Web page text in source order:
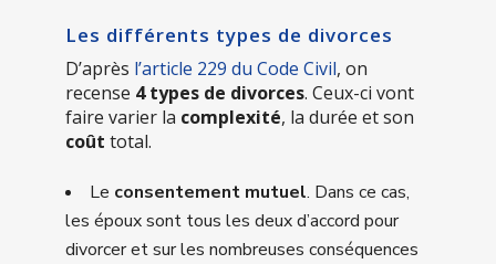
Les différents types de divorces
D’après l’article 229 du Code Civil, on
recense 4 types de divorces. Ceux-ci vont
faire varier la complexité, la durée et son
coût total.
Le consentement mutuel. Dans ce cas,
les époux sont tous les deux d’accord pour
divorcer et sur les nombreuses conséquences